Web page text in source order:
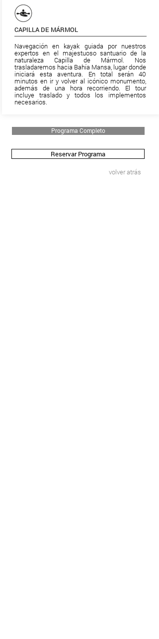
CAPILLA DE MÁRMOL
Navegación en kayak guiada por nuestros
expertos en el majestuoso santuario de la
naturaleza Capilla de Mármol. Nos
trasladaremos hacia Bahía Mansa, lugar donde
iniciará esta aventura. En total serán 40
minutos en ir y volver al icónico monumento,
además de una hora recorriendo. El tour
incluye traslado y todos los implementos
necesarios.
Programa Completo
Reservar Programa
volver atrás